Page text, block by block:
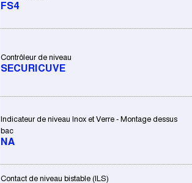
FS4
Contrôleur de niveau
SECURICUVE
Indicateur de niveau Inox et Verre - Montage dessus
bac
NA
Contact de niveau bistable (ILS)